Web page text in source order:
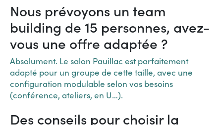
Nous prévoyons un team
building de 15 personnes, avez-
vous une offre adaptée ?
Absolument. Le salon Pauillac est parfaitement
adapté pour un groupe de cette taille, avec une
configuration modulable selon vos besoins
(conférence, ateliers, en U…).
Des conseils pour choisir la